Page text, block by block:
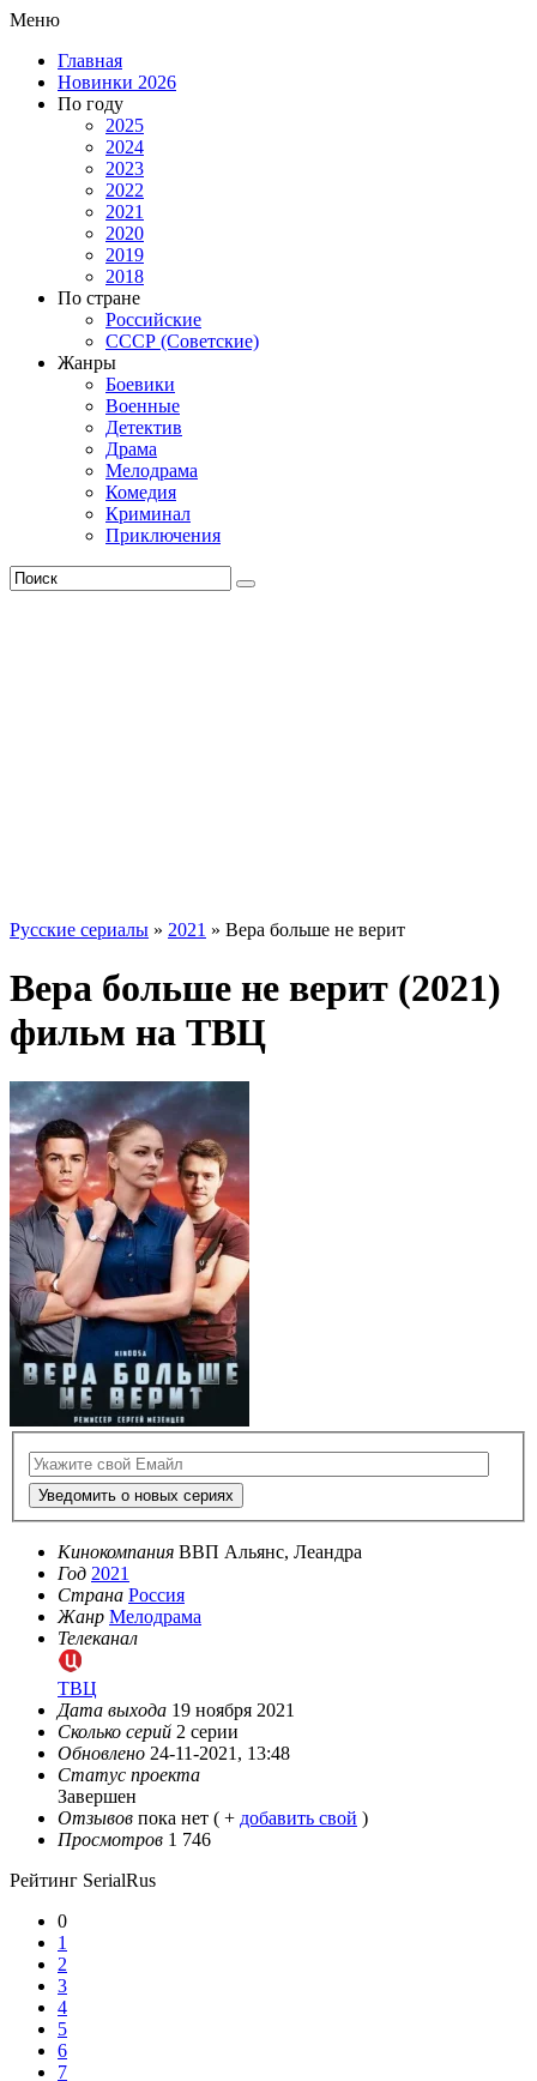
Меню
Главная
Новинки 2026
По году
2025
2024
2023
2022
2021
2020
2019
2018
По стране
Российские
СССР (Советские)
Жанры
Боевики
Военные
Детектив
Драма
Мелодрама
Комедия
Криминал
Приключения
Русские сериалы » 2021 » Вера больше не верит
Вера больше не верит (2021)
фильм на ТВЦ
Уведомить о новых сериях
Кинокомпания ВВП Альянс, Леандра
Год 2021
Страна Россия
Жанр Мелодрама
Телеканал
ТВЦ
Дата выхода 19 ноября 2021
Сколько серий 2 серии
Обновлено 24-11-2021, 13:48
Статус проекта
Завершен
Отзывов пока нет ( + добавить свой )
Просмотров 1 746
Рейтинг SerialRus
0
1
2
3
4
5
6
7